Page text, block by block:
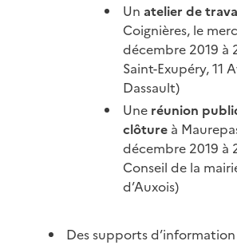
Un atelier de
Coignières, le
décembre 2019 à
Saint-Exupéry, 11
Dassault)
Une réunion
clôtureà
décembre 2019 à
Conseil de la
d’Auxois)
Des supports d’information